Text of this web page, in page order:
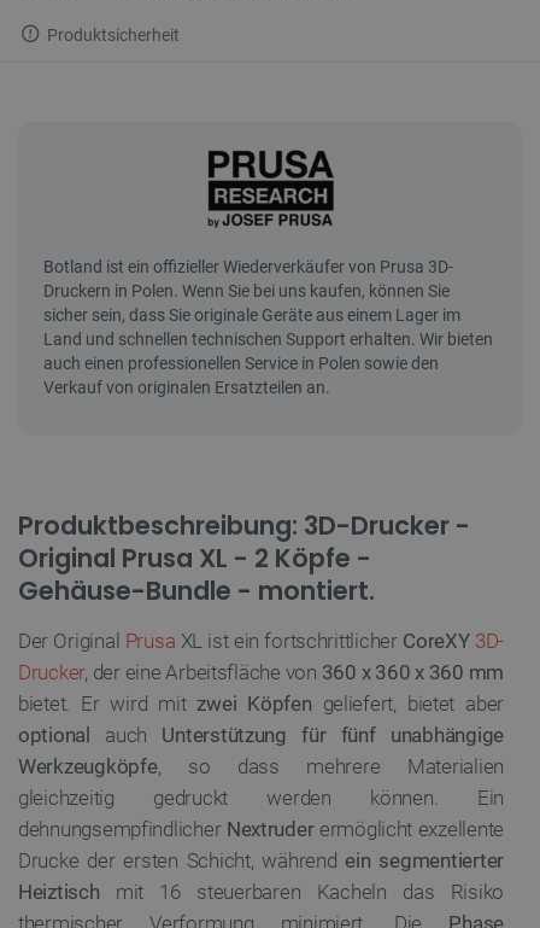
Produktsicherheit
Produktbeschreibung: 3D-Drucker -
Original Prusa XL - 2 Köpfe -
Gehäuse-Bundle - montiert.
Der Original Prusa XL ist ein fortschrittlicher CoreXY 3D-
Drucker, der eine Arbeitsfläche von 360 x 360 x 360 mm
bietet. Er wird mit zwei Köpfen geliefert, bietet aber
optional auch Unterstützung für fünf unabhängige
Werkzeugköpfe, so dass mehrere Materialien
gleichzeitig gedruckt werden können. Ein
dehnungsempfindlicher Nextruderermöglicht exzellente
Drucke der ersten Schicht, während ein segmentierter
Heiztisch mit 16 steuerbaren Kacheln das Risiko
thermischer Verformung minimiert. Die Phase